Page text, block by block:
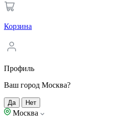
Корзина
Профиль
Ваш город Москва?
Да Нет
Москва